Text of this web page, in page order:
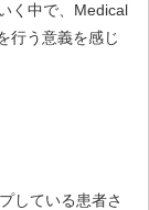
く中で、Medical
行う意義を感じ
している患者さ